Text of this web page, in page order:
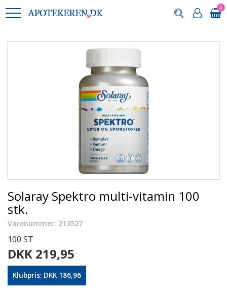
0
Solaray Spektro multi-vitamin 100
stk.
Varenummer: 213527
100 ST
DKK 219,95
Klubpris: DKK 186,96